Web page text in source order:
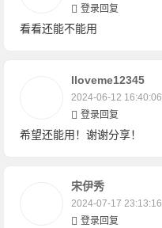
登录回复
看看还能不能用
Iloveme12345
2024-06-12 16:40:06
登录回复
希望还能用！谢谢分享！
宋伊秀
2024-07-17 23:13:16
登录回复